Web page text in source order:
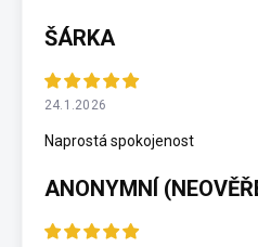
ŠÁRKA
24.1.2026
Naprostá spokojenost
ANONYMNÍ